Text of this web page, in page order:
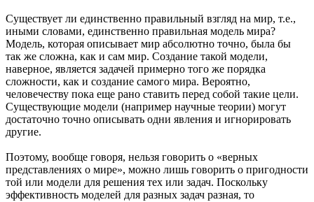
Существует ли единственно правильный взгляд на мир, т.е.,
иными словами, единственно правильная модель мира?
Модель, которая описывает мир абсолютно точно, была бы
так же сложна, как и сам мир. Создание такой модели,
наверное, является задачей примерно того же порядка
сложности, как и создание самого мира. Вероятно,
человечеству пока еще рано ставить перед собой такие цели.
Существующие модели (например научные теории) могут
достаточно точно описывать одни явления и игнорировать
другие.
Поэтому, вообще говоря, нельзя говорить о «верных
представлениях о мире», можно лишь говорить о пригодности
той или модели для решения тех или задач. Поскольку
эффективность моделей для разных задач разная, то